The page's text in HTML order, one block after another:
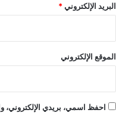
البريد الإلكتروني*
الموقع الإلكتروني
احفظ اسمي، بريدي الإلكتروني،